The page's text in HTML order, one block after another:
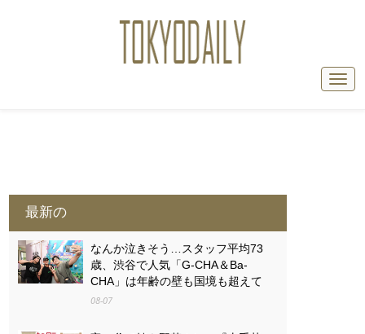
最新の
なんか泣きそう…スタッフ平均73
歳、渋谷で人気「G-CHA＆Ba-
CHA」は年齢の壁も国境も超えて
08-07